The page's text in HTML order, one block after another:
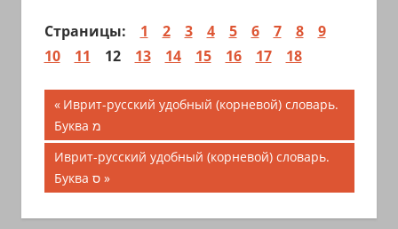
Страницы: 1 2 3 4 5 6 7 8
9
10
11 12 13 14 15 16 17 18
Навигация
по
записям
Предыдущая
запись;
Иврит-русский удобный (корневой) словарь.
Буква מ
Следующая
запись:
Иврит-русский удобный (корневой) словарь.
Буква ס